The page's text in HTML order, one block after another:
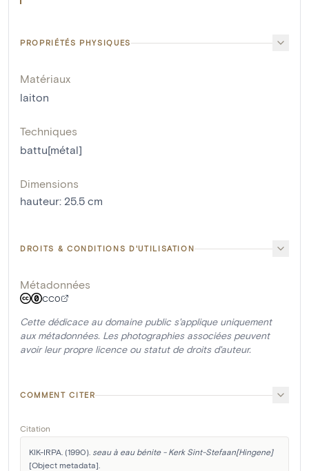
PROPRIÉTÉS PHYSIQUES
Matériaux
laiton
Techniques
battu[métal]
Dimensions
hauteur: 25.5 cm
DROITS & CONDITIONS D'UTILISATION
Métadonnées
CC0
Cette dédicace au domaine public s'applique uniquement
aux métadonnées. Les photographies associées peuvent
avoir leur propre licence ou statut de droits d'auteur.
COMMENT CITER
Citation
KIK-IRPA. (1990). seau à eau bénite - Kerk Sint-Stefaan[Hingene]
[Object metadata].